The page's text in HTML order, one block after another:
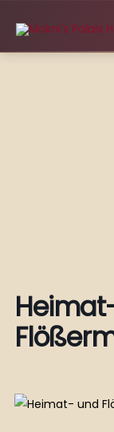
Inhalt
springen